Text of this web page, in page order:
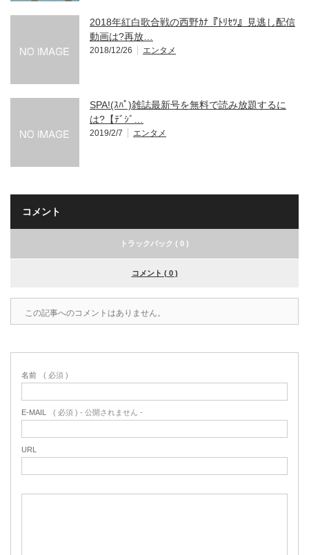
2018年紅白歌合戦の西野ｶﾅ『ﾄﾘｾﾂ』見逃し配信
動画は?再放…
2018/12/26 エンタメ
SPA!(ｽﾊﾟ)雑誌最新号を無料で読み放題するに
は?【ﾃﾞｼﾞ…
2019/2/7 エンタメ
コメント
トラックバック ( 0 )
コメント ( 0 )
この記事へのコメントはありません。
名前 ( 必須 )
E-MAIL ( 必須 ) - 公開されません -
URL